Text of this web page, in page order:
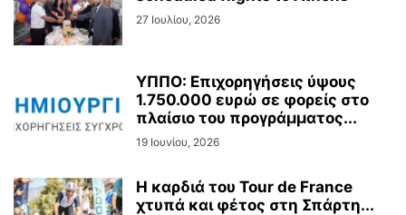
27 Ιουλίου, 2026
ΥΠΠΟ: Επιχορηγήσεις ύψους
1.750.000 ευρώ σε φορείς στο
πλαίσιο του προγράμματος...
19 Ιουνίου, 2026
Η καρδιά του Tour de France
χτυπά και φέτος στη Σπάρτη...